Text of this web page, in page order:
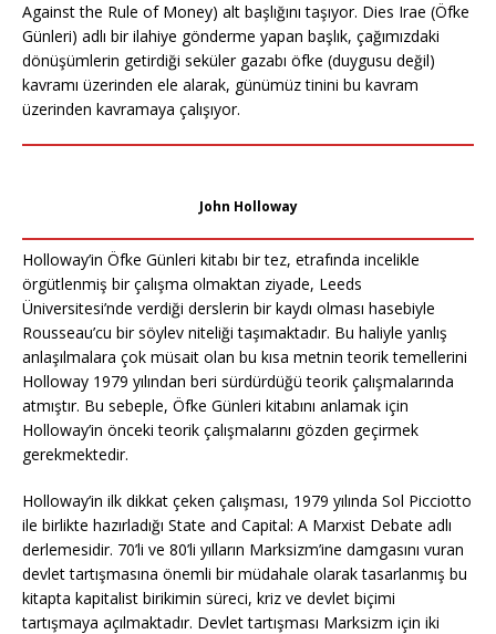
Against the Rule of Money) alt başlığını taşıyor. Dies Irae (Öfke
Günleri) adlı bir ilahiye gönderme yapan başlık, çağımızdaki
dönüşümlerin getirdiği seküler gazabı öfke (duygusu değil)
kavramı üzerinden ele alarak, günümüz tinini bu kavram
üzerinden kavramaya çalışıyor.
John Holloway
Holloway’in Öfke Günleri kitabı bir tez, etrafında incelikle
örgütlenmiş bir çalışma olmaktan ziyade, Leeds
Üniversitesi’nde verdiği derslerin bir kaydı olması hasebiyle
Rousseau’cu bir söylev niteliği taşımaktadır. Bu haliyle yanlış
anlaşılmalara çok müsait olan bu kısa metnin teorik temellerini
Holloway 1979 yılından beri sürdürdüğü teorik çalışmalarında
atmıştır. Bu sebeple, Öfke Günleri kitabını anlamak için
Holloway’in önceki teorik çalışmalarını gözden geçirmek
gerekmektedir.
Holloway’in ilk dikkat çeken çalışması, 1979 yılında Sol Picciotto
ile birlikte hazırladığı State and Capital: A Marxist Debate adlı
derlemesidir. 70’li ve 80’li yılların Marksizm’ine damgasını vuran
devlet tartışmasına önemli bir müdahale olarak tasarlanmış bu
kitapta kapitalist birikimin süreci, kriz ve devlet biçimi
tartışmaya açılmaktadır. Devlet tartışması Marksizm için iki